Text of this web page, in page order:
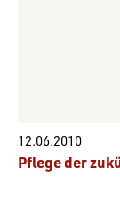
12.06.2010
Pflege der